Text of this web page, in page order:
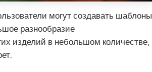
могут создавать шаблоны
разнообразие
изделий в небольшом количестве,